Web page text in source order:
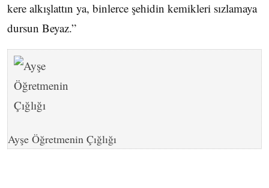
kere alkışlattın ya, binlerce şehidin kemikleri sızlamaya
dursun Beyaz.”
Ayşe Öğretmenin Çığlığı